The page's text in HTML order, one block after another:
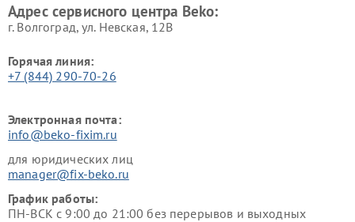
Адрес сервисного центра Beko:
г. Волгоград, ул. Невская, 12В
Горячая линия:
+7 (844) 290-70-26
Электронная почта:
info@beko-fixim.ru
для юридических лиц
manager@fix-beko.ru
График работы:
ПН-ВСК с 9:00 до 21:00 без перерывов и выходных